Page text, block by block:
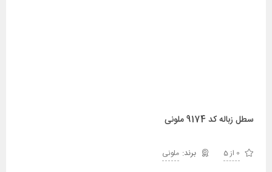
سطل زباله کد 9174 ملونی
0 از 5 ملونی